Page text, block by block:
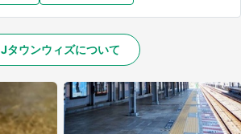
Jタウンウィズについて